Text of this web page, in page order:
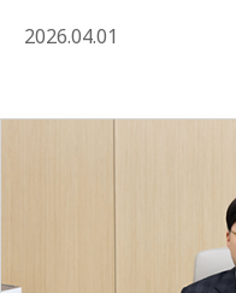
2026.04.01